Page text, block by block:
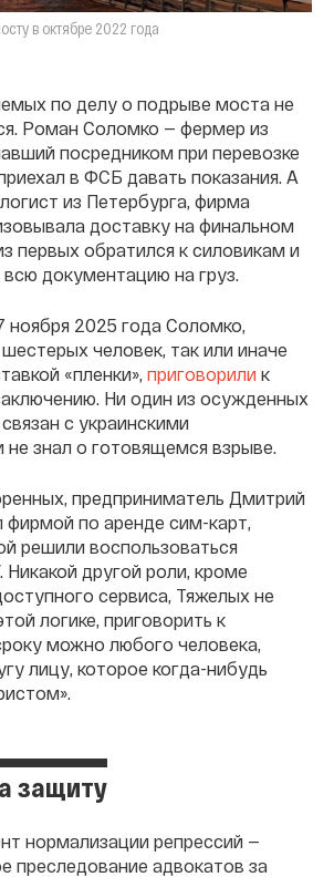
в октябре 2022 года
по делу о подрыве моста не
Роман Соломко — фермер из
посредником при перевозке
в ФСБ давать показания. А
из Петербурга, фирма
доставку на финальном
первых обратился к силовикам и
документацию на груз.
ноября 2025 года Соломко,
человек, так или иначе
«пленки», приговорили к
Ни один из осужденных
с украинскими
знал о готовящемся взрыве.
предприниматель Дмитрий
фирмой по аренде сим-карт,
решили воспользоваться
другой роли, кроме
сервиса, Тяжелых не
логике, приговорить к
можно любого человека,
лицу, которое когда-нибудь
защиту
нормализации репрессий —
преследование адвокатов за